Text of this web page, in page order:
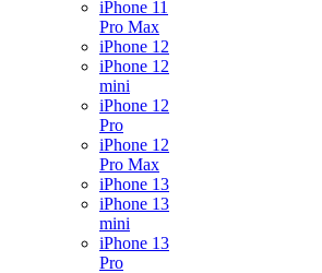
iPhone 11
Pro Max
iPhone 12
iPhone 12
mini
iPhone 12
Pro
iPhone 12
Pro Max
iPhone 13
iPhone 13
mini
iPhone 13
Pro